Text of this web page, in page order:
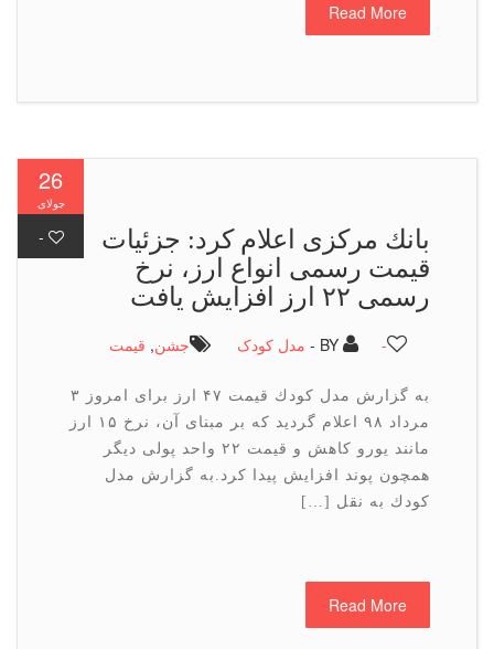
Read More
بانك مركزی اعلام كرد: جزئیات
قیمت رسمی انواع ارز، نرخ
رسمی ۲۲ ارز افزایش یافت
BY - مدل کودک جشن,قیمت
به گزارش مدل كودك قیمت ۴۷ ارز برای امروز ۳
مرداد ۹۸ اعلام گردید كه بر مبنای آن، نرخ ۱۵ ارز
مانند یورو كاهش و قیمت ۲۲ واحد پولی دیگر
همچون پوند افزایش پیدا كرد.به گزارش مدل
كودك به نقل […]
Read More